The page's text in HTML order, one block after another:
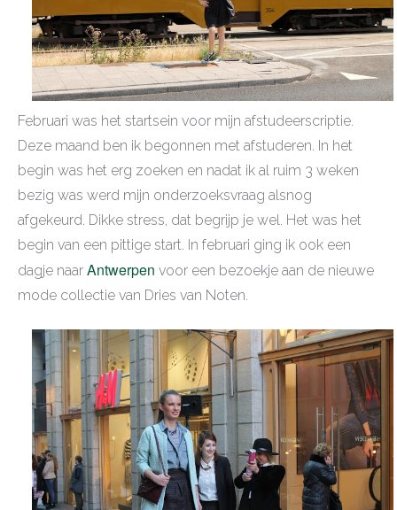
Februari was het startsein voor mijn afstudeerscriptie.
Deze maand ben ik begonnen met afstuderen. In het
begin was het erg zoeken en nadat ik al ruim 3 weken
bezig was werd mijn onderzoeksvraag alsnog
afgekeurd. Dikke stress, dat begrijp je wel. Het was het
begin van een pittige start. In februari ging ik ook een
dagje naar Antwerpen voor een bezoekje aan de nieuwe
mode collectie van Dries van Noten.